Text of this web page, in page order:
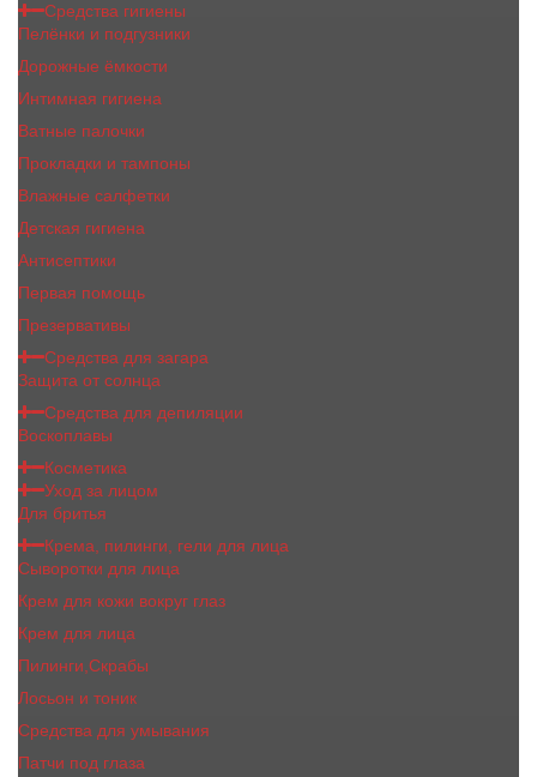
Средства гигиены
Пелёнки и подгузники
Дорожные ёмкости
Интимная гигиена
Ватные палочки
Прокладки и тампоны
Влажные салфетки
Детская гигиена
Антисептики
Первая помощь
Презервативы
Средства для загара
Защита от солнца
Средства для депиляции
Воскоплавы
Косметика
Уход за лицом
Для бритья
Крема, пилинги, гели для лица
Сыворотки для лица
Крем для кожи вокруг глаз
Крем для лица
Пилинги,Скрабы
Лосьон и тоник
Средства для умывания
Патчи под глаза